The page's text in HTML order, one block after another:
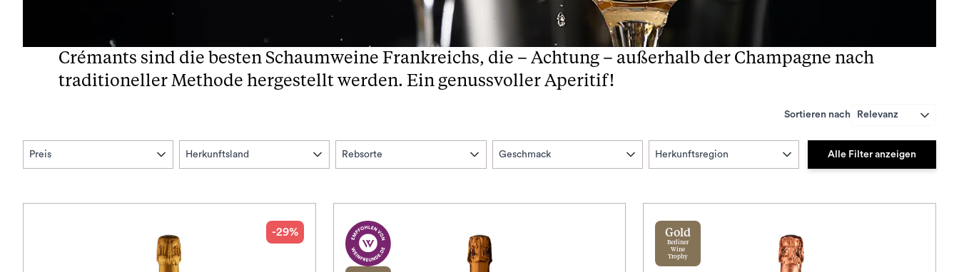
Crémants sind die besten Schaumweine Frankreichs, die – Achtung – außerhalb der Champagne nach
traditioneller Methode hergestellt werden. Ein genussvoller Aperitif!
Sortieren nach Relevanz
Preis Herkunftsland Rebsorte Geschmack Herkunftsregion Alle Filter anzeigen
-29% Gold
Berliner
Wine
Trophy